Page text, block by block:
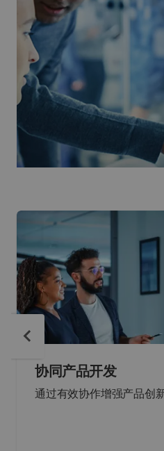
协同产品开发
通过有效协作增强产品创